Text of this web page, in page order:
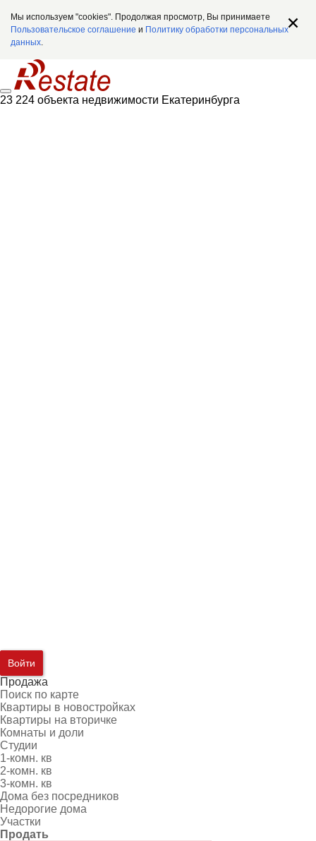
Мы используем "cookies". Продолжая просмотр, Вы принимаете
Пользовательское соглашение и Политику обработки персональных
данных.
23 224 объекта недвижимости Екатеринбурга
Войти
Продажа
Поиск по карте
Квартиры в новостройках
Квартиры на вторичке
Комнаты и доли
Студии
1-комн. кв
2-комн. кв
3-комн. кв
Дома без посредников
Недорогие дома
Участки
Продать